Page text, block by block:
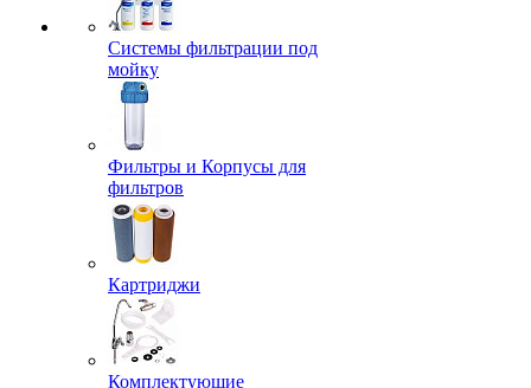
Системы фильтрации под
мойку
Фильтры и Корпусы для
фильтров
Картриджи
Комплектующие